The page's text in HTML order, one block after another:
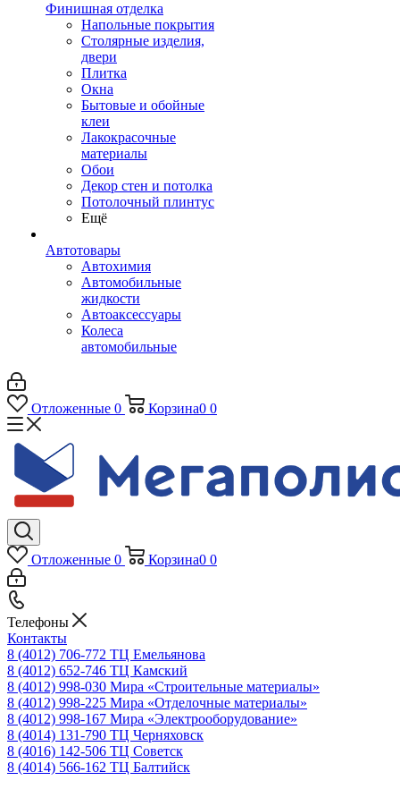
Финишная отделка
Напольные покрытия
Столярные изделия,
двери
Плитка
Окна
Бытовые и обойные
клеи
Лакокрасочные
материалы
Обои
Декор стен и потолка
Потолочный плинтус
Ещё
Автотовары
Автохимия
Автомобильные
жидкости
Автоаксессуары
Колеса
автомобильные
Отложенные 0 Корзина0 0
Отложенные 0 Корзина0 0
Телефоны
Контакты
8 (4012) 706-772 ТЦ Емельянова
8 (4012) 652-746 ТЦ Камский
8 (4012) 998-030 Мира «Строительные материалы»
8 (4012) 998-225 Мира «Отделочные материалы»
8 (4012) 998-167 Мира «Электрооборудование»
8 (4014) 131-790 ТЦ Черняховск
8 (4016) 142-506 ТЦ Советск
8 (4014) 566-162 ТЦ Балтийск